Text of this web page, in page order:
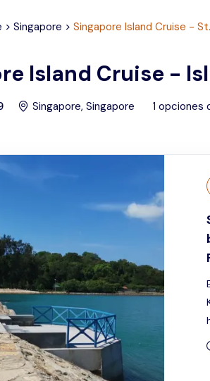
> Singapore > Singapore Island Cruise -
Island Cruise -
Singapore, Singapore 1 opciones